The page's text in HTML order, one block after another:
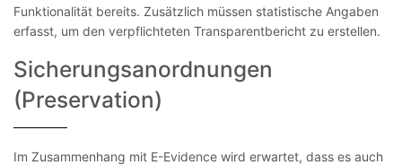
Funktionalität bereits. Zusätzlich müssen statistische Angaben
erfasst, um den verpflichteten Transparentbericht zu erstellen.
Sicherungsanordnungen
(Preservation)
Im Zusammenhang mit E-Evidence wird erwartet, dass es auch